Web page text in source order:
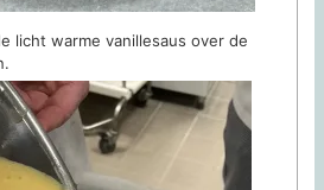
licht warme vanillesaus over de